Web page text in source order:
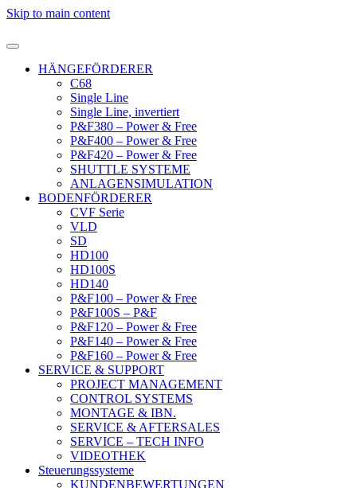
Skip to main content
HÄNGEFÖRDERER
C68
Single Line
Single Line, invertiert
P&F380 – Power & Free
P&F400 – Power & Free
P&F420 – Power & Free
SHUTTLE SYSTEME
ANLAGENSIMULATION
BODENFÖRDERER
CVF Serie
VLD
SD
HD100
HD100S
HD140
P&F100 – Power & Free
P&F100S – P&F
P&F120 – Power & Free
P&F140 – Power & Free
P&F160 – Power & Free
SERVICE & SUPPORT
PROJECT MANAGEMENT
CONTROL SYSTEMS
MONTAGE & IBN.
SERVICE & AFTERSALES
SERVICE – TECH INFO
VIDEOTHEK
Steuerungssysteme
KUNDENBEWERTUNGEN